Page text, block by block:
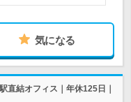
気になる
直結オフィス｜年休125日｜